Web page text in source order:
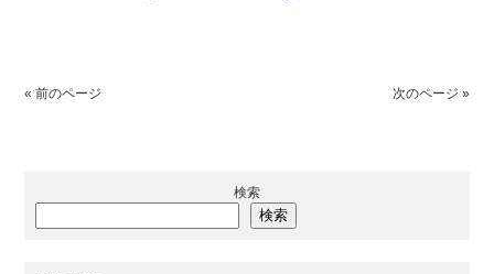
« 前のページ 次のページ »
検索
検索